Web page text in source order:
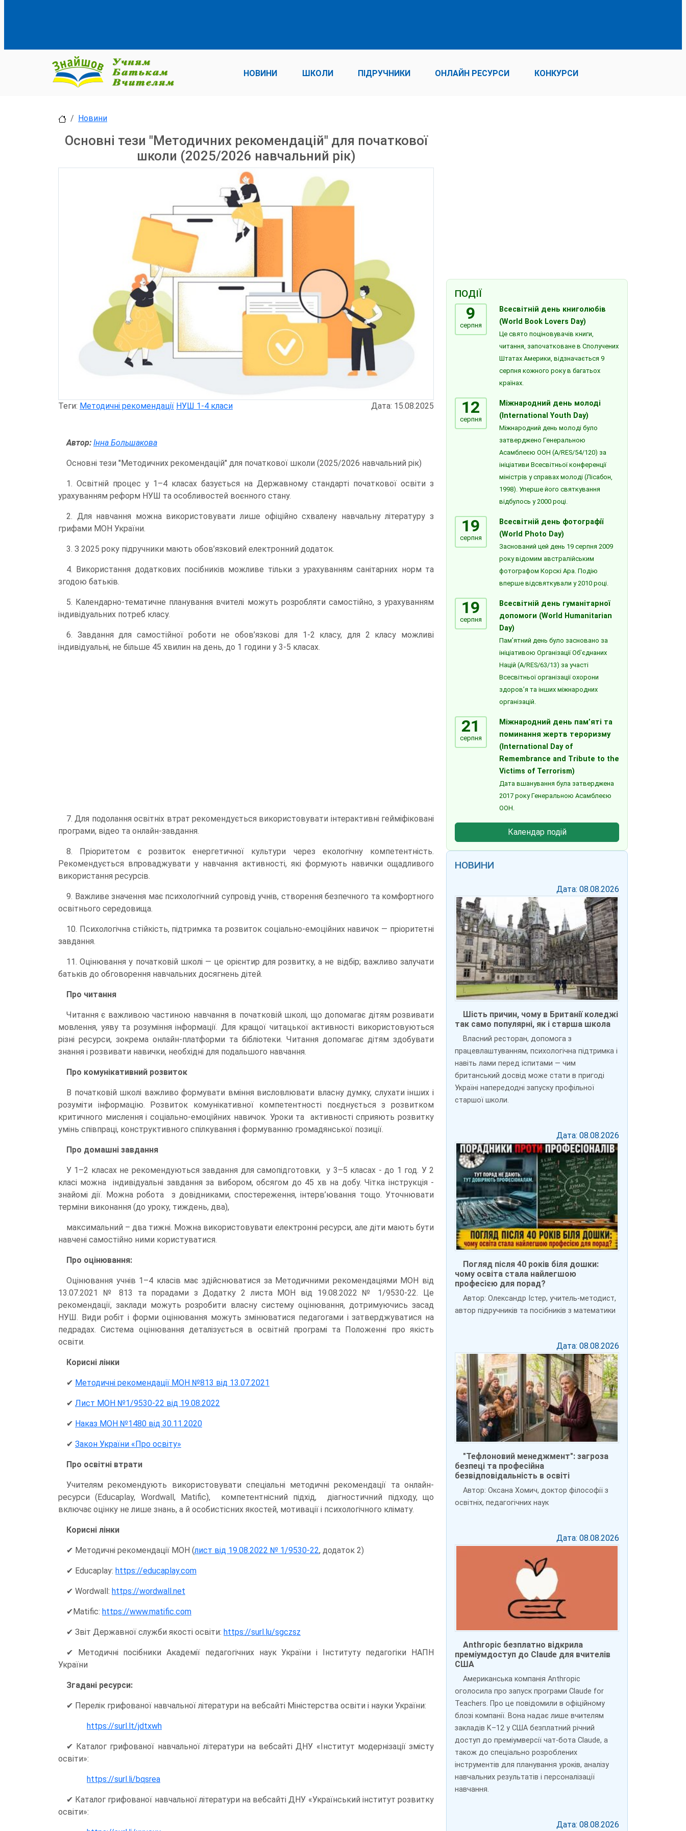
НОВИНИ ШКОЛИ ПІДРУЧНИКИ ОНЛАЙН РЕСУРСИ КОНКУРСИ
Новини
Основні тези "Методичних рекомендацій" для початкової
школи (2025/2026 навчальний рік)
Теги: Методичні рекомендації НУШ 1-4 класи Дата: 15.08.2025
Автор: Інна Большакова
Основні тези "Методичних рекомендацій" для початкової школи (2025/2026 навчальний рік)
1. Освітній процес у 1–4 класах базується на Державному стандарті початкової освіти з
урахуванням реформ НУШ та особливостей воєнного стану.
2. Для навчання можна використовувати лише офіційно схвалену навчальну літературу з
грифами МОН України.
3. З 2025 року підручники мають обов’язковий електронний додаток.
4. Використання додаткових посібників можливе тільки з урахуванням санітарних норм та
згодою батьків.
5. Календарно-тематичне планування вчителі можуть розробляти самостійно, з урахуванням
індивідуальних потреб класу.
6. Завдання для самостійної роботи не обов’язкові для 1-2 класу, для 2 класу можливі
індивідуальні, не більше 45 хвилин на день, до 1 години у 3-5 класах.
7. Для подолання освітніх втрат рекомендується використовувати інтерактивні гейміфіковані
програми, відео та онлайн-завдання.
8. Пріоритетом є розвиток енергетичної культури через екологічну компетентність.
Рекомендується впроваджувати у навчання активності, які формують навички ощадливого
використання ресурсів.
9. Важливе значення має психологічний супровід учнів, створення безпечного та комфортного
освітнього середовища.
10. Психологічна стійкість, підтримка та розвиток соціально-емоційних навичок — пріоритетні
завдання.
11. Оцінювання у початковій школі — це орієнтир для розвитку, а не відбір; важливо залучати
батьків до обговорення навчальних досягнень дітей.
Про читання
Читання є важливою частиною навчання в початковій школі, що допомагає дітям розвивати
мовлення, уяву та розуміння інформації. Для кращої читацької активності використовуються
різні ресурси, зокрема онлайн-платформи та бібліотеки. Читання допомагає дітям здобувати
знання і розвивати навички, необхідні для подальшого навчання.
Про комунікативний розвиток
В початковій школі важливо формувати вміння висловлювати власну думку, слухати інших і
розуміти інформацію. Розвиток комунікативної компетентності поєднується з розвитком
критичного мислення і соціально-емоційних навичок. Уроки та активності сприяють розвитку
умінь співпраці, конструктивного спілкування і формуванню громадянської позиції.
Про домашні завдання
У 1–2 класах не рекомендуються завдання для самопідготовки, у 3–5 класах - до 1 год. У 2
класі можна індивідуальні завдання за вибором, обсягом до 45 хв на добу. Чітка інструкція -
знайомі дії. Можна робота з довідниками, спостереження, інтерв’ювання тощо. Уточнювати
терміни виконання (до уроку, тиждень, два),
максимальний – два тижні. Можна використовувати електронні ресурси, але діти мають бути
навчені самостійно ними користуватися.
Про оцінювання:
Оцінювання учнів 1–4 класів має здійснюватися за Методичними рекомендаціями МОН від
13.07.2021 № 813 та порадами з Додатку 2 листа МОН від 19.08.2022 № 1/9530-22. Це
рекомендації, заклади можуть розробити власну систему оцінювання, дотримуючись засад
НУШ. Види робіт і форми оцінювання можуть змінюватися педагогами і затверджуватися на
педрадах. Система оцінювання деталізується в освітній програмі та Положенні про якість
освіти.
Корисні лінки
✔ Методичні рекомендації МОН №813 від 13.07.2021
✔ Лист МОН №1/9530-22 від 19.08.2022
✔ Наказ МОН №1480 від 30.11.2020
✔ Закон України «Про освіту»
Про освітні втрати
Учителям рекомендують використовувати спеціальні методичні рекомендації та онлайн-
ресурси (Educaplay, Wordwall, Matific), компетентнісний підхід, діагностичний підходу, що
включає оцінку не лише знань, а й особистісних якостей, мотивації і психологічного клімату.
Корисні лінки
✔ Методичні рекомендації МОН (лист від 19.08.2022 № 1/9530-22, додаток 2)
✔ Educaplay: https://educaplay.com
✔ Wordwall: https://wordwall.net
✔Matific: https://www.matific.com
✔ Звіт Державної служби якості освіти: https://surl.lu/sgczsz
✔ Методичні посібники Академії педагогічних наук України і Інституту педагогіки НАПН
України
Згадані ресурси:
✔ Перелік грифованої навчальної літератури на вебсайті Міністерства освіти і науки України:
https://surl.lt/jdtxwh
✔ Каталог грифованої навчальної літератури на вебсайті ДНУ «Інститут модернізації змісту
освіти»:
https://surl.li/bqsrea
✔ Каталог грифованої навчальної літератури на вебсайті ДНУ «Український інститут розвитку
освіти»:
ПОДІЇ
9
серпня
Всесвітній день книголюбів
(World Book Lovers Day)
Це свято поціновувачів книги,
читання, започатковане в Сполучених
Штатах Америки, відзначається 9
серпня кожного року в багатьох
країнах.
12
серпня
Міжнародний день молоді
(International Youth Day)
Міжнародний день молоді було
затверджено Генеральною
Асамблеєю ООН (A/RES/54/120) за
ініціативи Всесвітньої конференції
міністрів у справах молоді (Лісабон,
1998). Уперше його святкування
відбулось у 2000 році.
19
серпня
Всесвітній день фотографії
(World Photo Day)
Заснований цей день 19 серпня 2009
року відомим австралійським
фотографом Корскі Ара. Подію
вперше відсвяткували у 2010 році.
19
серпня
Всесвітній день гуманітарної
допомоги (World Humanitarian
Day)
Пам’ятний день було засновано за
ініціативою Організації Об’єднаних
Націй (A/RES/63/13) за участі
Всесвітньої організації охорони
здоров’я та інших міжнародних
організацій.
21
серпня
Міжнародний день пам’яті та
поминання жертв тероризму
(International Day of
Remembrance and Tribute to the
Victims of Terrorism)
Дата вшанування була затверджена
2017 року Генеральною Асамблеєю
ООН.
Календар подій
НОВИНИ
Дата: 08.08.2026
Шість причин, чому в Британії коледжі
так само популярні, як і старша школа
Власний ресторан, допомога з
працевлаштуванням, психологічна підтримка і
навіть лами перед іспитами — чим
британський досвід може стати в пригоді
Україні напередодні запуску профільної
старшої школи.
Дата: 08.08.2026
Погляд після 40 років біля дошки:
чому освіта стала найлегшою
професією для порад?
Автор: Олександр Істер, учитель-методист,
автор підручників та посібників з математики
Дата: 08.08.2026
"Тефлоновий менеджмент": загроза
безпеці та професійна
безвідповідальність в освіті
Автор: Оксана Хомич, доктор філософії з
освітніх, педагогічних наук
Дата: 08.08.2026
Anthropic безплатно відкрила
преміумдоступ до Claude для вчителів
США
Американська компанія Anthropic
оголосила про запуск програми Claude for
Teachers. Про це повідомили в офіційному
блозі компанії. Вона надає лише вчителям
закладів K–12 у США безплатний річний
доступ до преміумверсії чат-бота Claude, а
також до спеціально розроблених
інструментів для планування уроків, аналізу
навчальних результатів і персоналізації
навчання.
Дата: 08.08.2026